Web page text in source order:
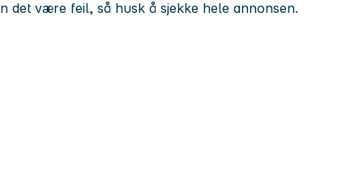
det være feil, så husk å sjekke hele annonsen.